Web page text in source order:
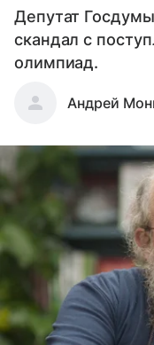
Депутат
скандал с
олимпиад.
Андрей